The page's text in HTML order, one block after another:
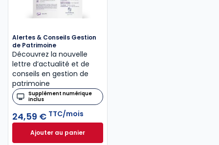
Alertes & Conseils Gestion
de Patrimoine
Découvrez la nouvelle
lettre d’actualité et de
conseils en gestion de
patrimoine
Supplément numérique
inclus
24,59 € TTC/mois
Ajouter au panierAlertes & Conseils Gestion de Patrimoine à 24,59 €